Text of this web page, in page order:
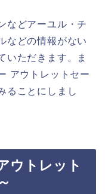
などアーユル・チ
などの情報がない
いただきます。ま
アウトレットセー
ることにしまし
ウトレット